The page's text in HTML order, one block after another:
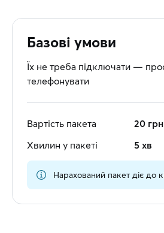
Базові умови
Їх не треба підключати —
телефонувати
Вартість пакета
20 грн
Хвилин у пакеті
5 хв
Нарахований пакет діє до